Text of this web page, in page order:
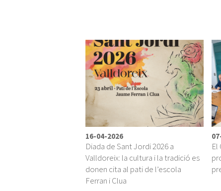
16-04-2026
Diada de Sant Jordi 2026 a
Valldoreix: la cultura i la tradició es
donen cita al pati de l’escola
Ferran i Clua
El